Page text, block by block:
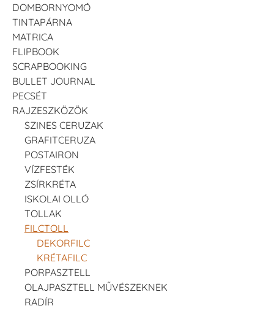
DOMBORNYOMÓ
TINTAPÁRNA
MATRICA
FLIPBOOK
SCRAPBOOKING
BULLET JOURNAL
PECSÉT
RAJZESZKÖZÖK
SZINES CERUZAK
GRAFITCERUZA
POSTAIRON
VÍZFESTÉK
ZSÍRKRÉTA
ISKOLAI OLLÓ
TOLLAK
FILCTOLL
DEKORFILC
KRÉTAFILC
PORPASZTELL
OLAJPASZTELL MŰVÉSZEKNEK
RADÍR